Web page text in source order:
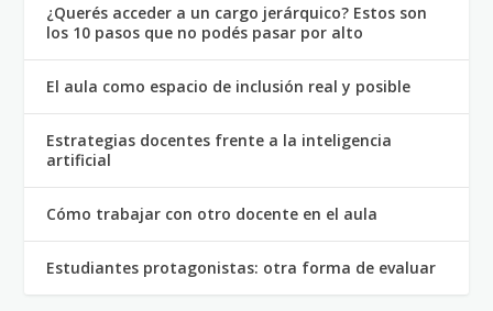
¿Querés acceder a un cargo jerárquico? Estos son
los 10 pasos que no podés pasar por alto
El aula como espacio de inclusión real y posible
Estrategias docentes frente a la inteligencia
artificial
Cómo trabajar con otro docente en el aula
Estudiantes protagonistas: otra forma de evaluar